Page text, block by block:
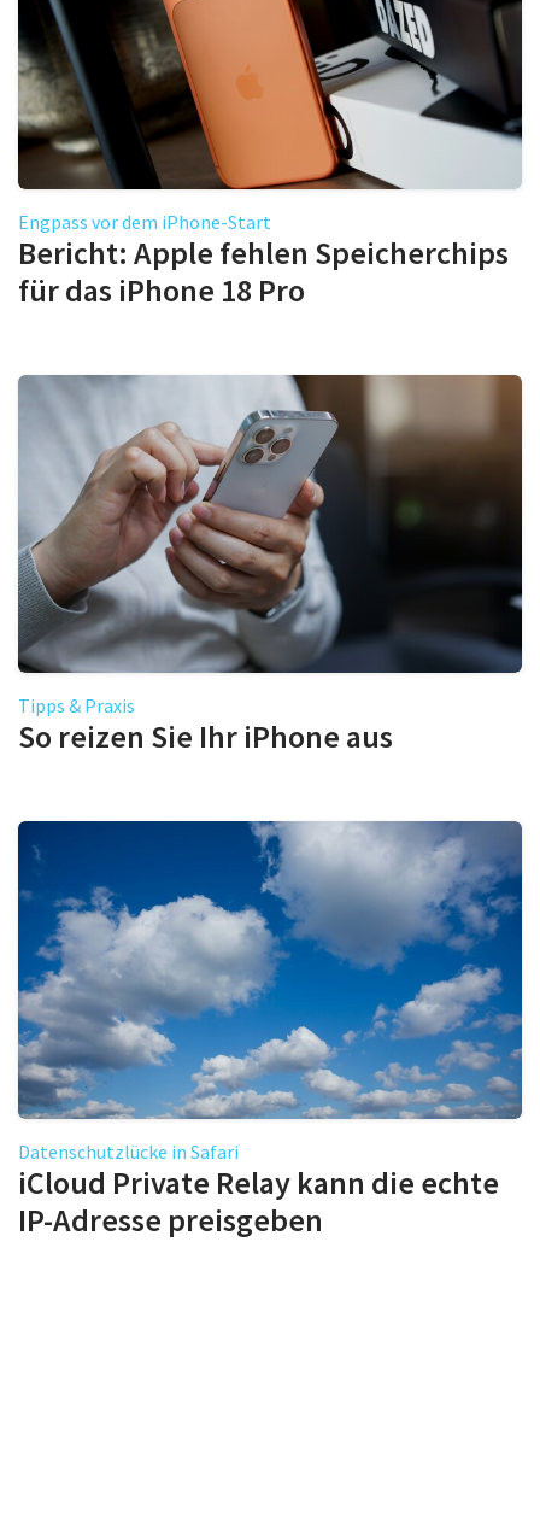
Engpass vor dem iPhone-Start
Bericht: Apple fehlen Speicherchips
für das iPhone 18 Pro
Tipps & Praxis
So reizen Sie Ihr iPhone aus
Datenschutzlücke in Safari
iCloud Private Relay kann die echte
IP-Adresse preisgeben